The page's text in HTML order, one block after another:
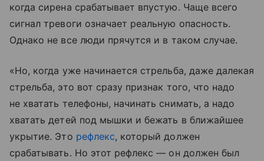
когда сирена срабатывает впустую. Чаще всего
сигнал тревоги означает реальную опасность.
Однако не все люди прячутся и в таком случае.
«Но, когда уже начинается стрельба, даже далекая
стрельба, это вот сразу признак того, что надо
не хватать телефоны, начинать снимать, а надо
хватать детей под мышки и бежать в ближайшее
укрытие. Это рефлекс, который должен
срабатывать. Но этот рефлекс — он должен был